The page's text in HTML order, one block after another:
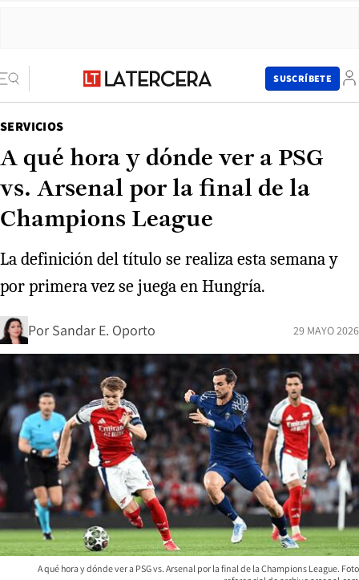
SUSCRÍBETE
SERVICIOS
A qué hora y dónde ver a PSG
vs. Arsenal por la final de la
Champions League
La definición del título se realiza esta semana y
por primera vez se juega en Hungría.
Por Sandar E. Oporto 29 MAYO 2026
A qué hora y dónde ver a PSG vs. Arsenal por la final de la Champions League. Foto